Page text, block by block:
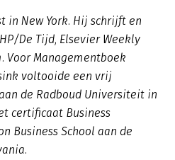
in New York. Hij schrijft en
De Tijd, Elsevier Weekly
Voor Managementboek
voltooide een vrij
de Radboud Universiteit in
certificaat Business
Business School aan de